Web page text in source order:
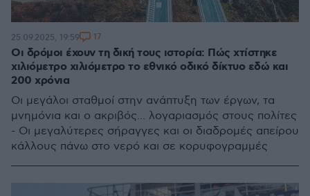
Οι δρόμοι έχουν τη δική τους ιστορία: Πώς χτίστηκε
χιλιόμετρο χιλιόμετρο το εθνικό οδικό δίκτυο εδώ και
200 χρόνια
Οι μεγάλοι σταθμοί στην ανάπτυξη των έργων, τα
μνημόνια και ο ακριβός... λογαριασμός στους πολίτες
- Οι μεγαλύτερες σήραγγες και οι διαδρομές απείρου
κάλλους πάνω στο νερό και σε κορυφογραμμές
25.09.2025, 19:59 17